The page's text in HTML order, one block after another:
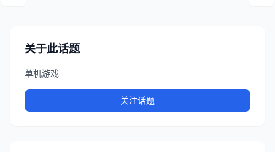
关于此话题
单机游戏
关注话题